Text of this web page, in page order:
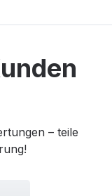
– teile